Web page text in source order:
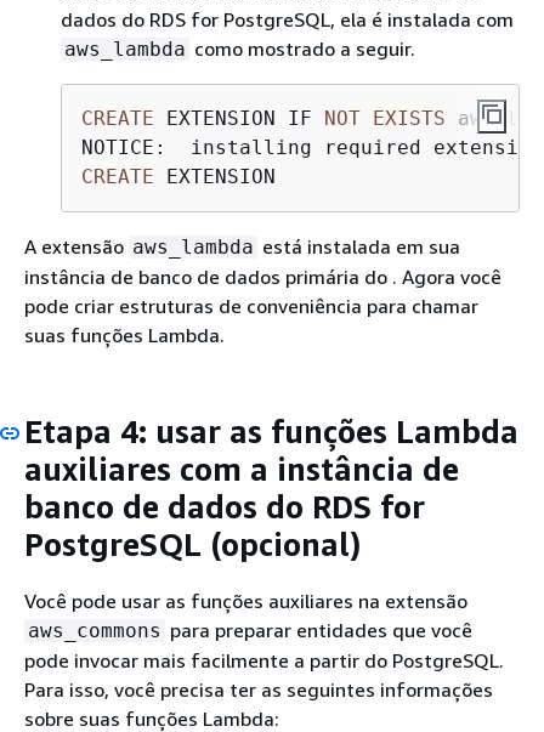
dados do RDS for PostgreSQL, ela é instalada com
aws_lambda como mostrado a seguir.
CREATE EXTENSION IF NOT EXISTS
CREATE EXTENSION
A extensão aws_lambda está instalada em sua
instância de banco de dados primária do . Agora você
pode criar estruturas de conveniência para chamar
suas funções Lambda.
Etapa 4: usar as funções Lambda
auxiliares com a instância de
banco de dados do RDS for
PostgreSQL (opcional)
Você pode usar as funções auxiliares na extensão
aws_commons para preparar entidades que você
pode invocar mais facilmente a partir do PostgreSQL.
Para isso, você precisa ter as seguintes informações
sobre suas funções Lambda: